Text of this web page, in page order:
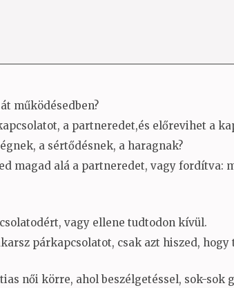
működésedben?
a partneredet,és előrevihet a
a sértődésnek, a haragnak?
magad alá a partneredet, vagy fordítva:
vagy ellene tudtodon kívül.
párkapcsolatot, csak azt hiszed, hogy
női körre, ahol beszélgetéssel, sok-sok